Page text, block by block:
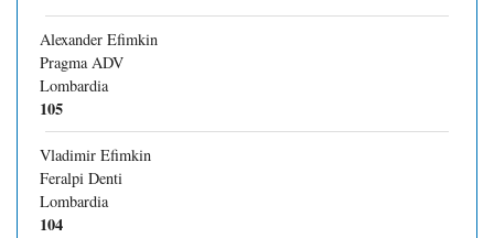
Alexander Efimkin
Pragma ADV
Lombardia
105
Vladimir Efimkin
Feralpi Denti
Lombardia
104